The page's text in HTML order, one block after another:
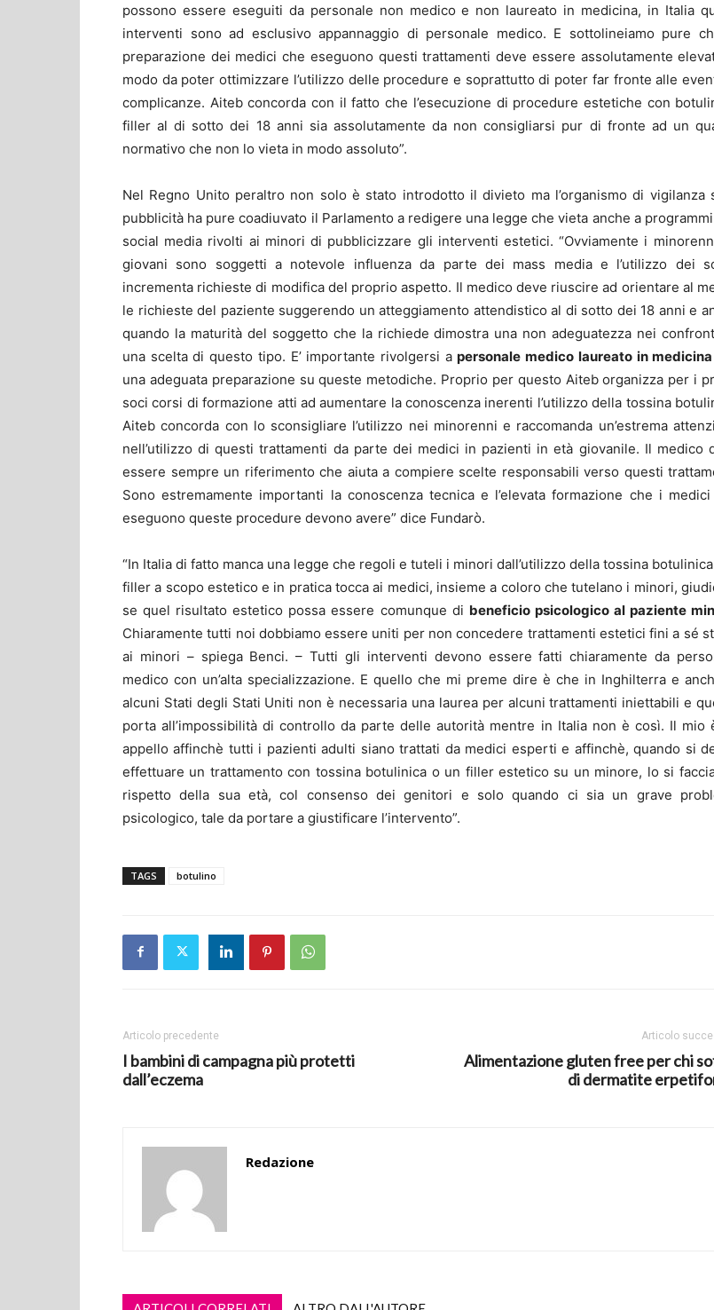
possono essere eseguiti da personale non medico e non laureato in medicina, in Italia
interventi sono ad esclusivo appannaggio di personale medico. E sottolineiamo pure
preparazione dei medici che eseguono questi trattamenti deve essere assolutamente
modo da poter ottimizzare l’utilizzo delle procedure e soprattutto di poter far fronte alle
complicanze. Aiteb concorda con il fatto che l’esecuzione di procedure estetiche con
filler al di sotto dei 18 anni sia assolutamente da non consigliarsi pur di fronte ad un
normativo che non lo vieta in modo assoluto”.
Nel Regno Unito peraltro non solo è stato introdotto il divieto ma l’organismo di vigilanza
pubblicità ha pure coadiuvato il Parlamento a redigere una legge che vieta anche a
social media rivolti ai minori di pubblicizzare gli interventi estetici. “Ovviamente i
giovani sono soggetti a notevole influenza da parte dei mass media e l’utilizzo dei
incrementa richieste di modifica del proprio aspetto. Il medico deve riuscire ad orientare al
le richieste del paziente suggerendo un atteggiamento attendistico al di sotto dei 18 anni e
quando la maturità del soggetto che la richiede dimostra una non adeguatezza nei
una scelta di questo tipo. E’ importante rivolgersi apersonale medico laureato in
una adeguata preparazione su queste metodiche. Proprio per questo Aiteb organizza per i
soci corsi di formazione atti ad aumentare la conoscenza inerenti l’utilizzo della tossina
Aiteb concorda con lo sconsigliare l’utilizzo nei minorenni e raccomanda un’estrema
nell’utilizzo di questi trattamenti da parte dei medici in pazienti in età giovanile. Il medico
essere sempre un riferimento che aiuta a compiere scelte responsabili verso questi
Sono estremamente importanti la conoscenza tecnica e l’elevata formazione che i
eseguono queste procedure devono avere” dice Fundarò.
“In Italia di fatto manca una legge che regoli e tuteli i minori dall’utilizzo della tossina
filler a scopo estetico e in pratica tocca ai medici, insieme a coloro che tutelano i minori,
se quel risultato estetico possa essere comunque di beneficio psicologico al paziente
Chiaramente tutti noi dobbiamo essere uniti per non concedere trattamenti estetici fini a sé
ai minori – spiega Benci. – Tutti gli interventi devono essere fatti chiaramente da
medico con un’alta specializzazione. E quello che mi preme dire è che in Inghilterra e
alcuni Stati degli Stati Uniti non è necessaria una laurea per alcuni trattamenti iniettabili e
porta all’impossibilità di controllo da parte delle autorità mentre in Italia non è così. Il mio
appello affinchè tutti i pazienti adulti siano trattati da medici esperti e affinchè, quando si
effettuare un trattamento con tossina botulinica o un filler estetico su un minore, lo si
rispetto della sua età, col consenso dei genitori e solo quando ci sia un grave
psicologico, tale da portare a giustificare l’intervento”.
TAGS botulino
Articolo precedente
I bambini di campagna più protetti
dall’eczema
Articolo
Alimentazione gluten free per chi
di dermatite
Redazione